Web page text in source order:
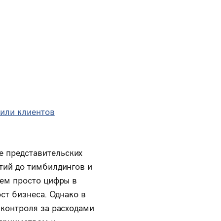
клиентов
до тимбилдингов и
просто цифры в
бизнеса. Однако в
за расходами